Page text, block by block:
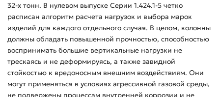
32-х тонн. В нулевом выпуске Серии 1.424.1-5 четко
расписан алгоритм расчета нагрузок и выбора марок
изделий для каждого отдельного случая. В целом, колонны
должны обладать повышенной прочностью, способностью
воспринимать большие вертикальные нагрузки не
трескаясь и не деформируясь, а также завидной
стойкостью к вредоносным внешним воздействиям. Они
могут применяться в условиях агрессивной газовой среды,
не подвержены процессам внутренней коррозии и не